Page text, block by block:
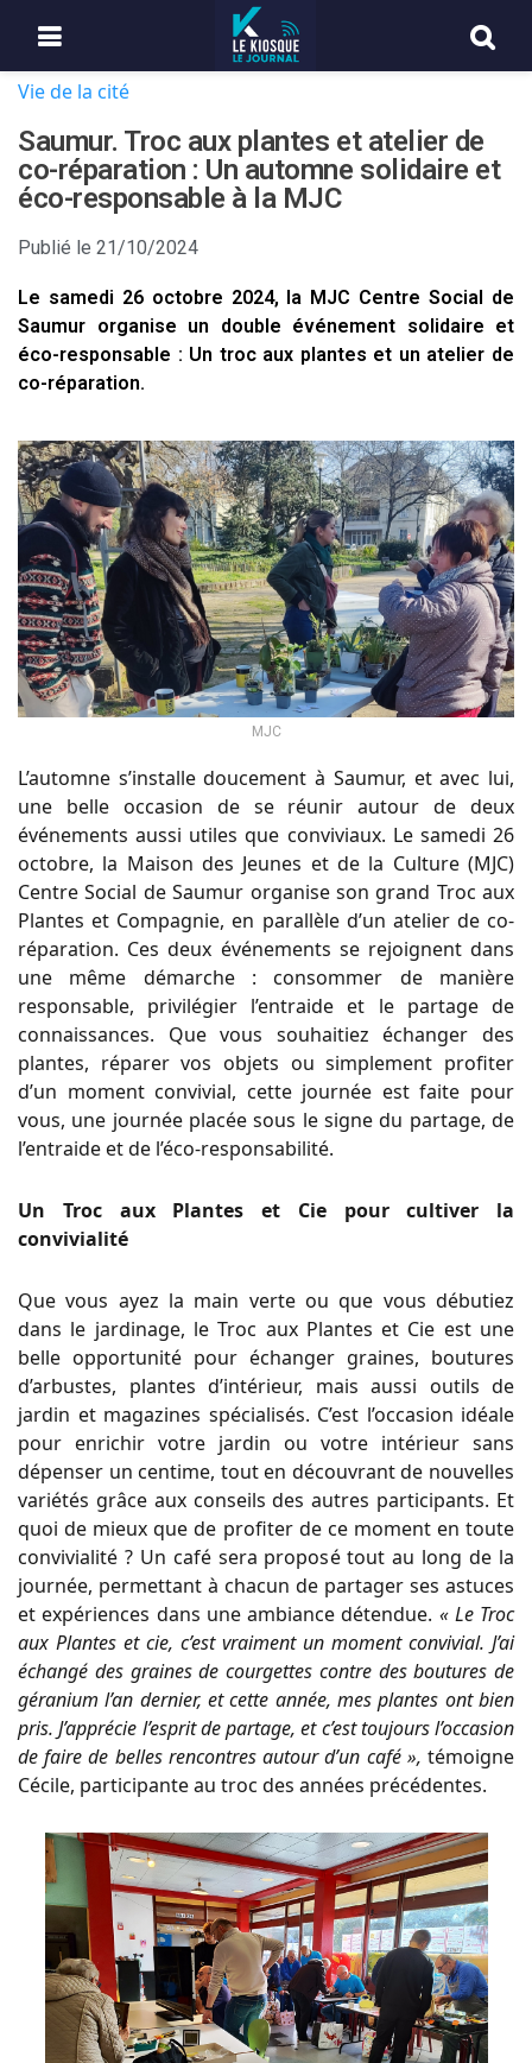
Vie de la cité
Saumur. Troc aux plantes et atelier de
co-réparation : Un automne solidaire et
éco-responsable à la MJC
Publié le 21/10/2024
Le samedi 26 octobre 2024, la MJC Centre Social de
Saumur organise un double événement solidaire et
éco-responsable : Un troc aux plantes et un atelier de
co-réparation.
MJC
L’automne s’installe doucement à Saumur, et avec lui,
une belle occasion de se réunir autour de deux
événements aussi utiles que conviviaux. Le samedi 26
octobre, la Maison des Jeunes et de la Culture (MJC)
Centre Social de Saumur organise son grand Troc aux
Plantes et Compagnie, en parallèle d’un atelier de co-
réparation. Ces deux événements se rejoignent dans
une même démarche : consommer de manière
responsable, privilégier l’entraide et le partage de
connaissances. Que vous souhaitiez échanger des
plantes, réparer vos objets ou simplement profiter
d’un moment convivial, cette journée est faite pour
vous, une journée placée sous le signe du partage, de
l’entraide et de l’éco-responsabilité.
Un Troc aux Plantes et Cie pour cultiver la
convivialité
Que vous ayez la main verte ou que vous débutiez
dans le jardinage, le Troc aux Plantes et Cie est une
belle opportunité pour échanger graines, boutures
d’arbustes, plantes d’intérieur, mais aussi outils de
jardin et magazines spécialisés. C’est l’occasion idéale
pour enrichir votre jardin ou votre intérieur sans
dépenser un centime, tout en découvrant de nouvelles
variétés grâce aux conseils des autres participants. Et
quoi de mieux que de profiter de ce moment en toute
convivialité ? Un café sera proposé tout au long de la
journée, permettant à chacun de partager ses astuces
et expériences dans une ambiance détendue. « Le Troc
aux Plantes et cie, c’est vraiment un moment convivial. J’ai
échangé des graines de courgettes contre des boutures de
géranium l’an dernier, et cette année, mes plantes ont bien
pris. J’apprécie l’esprit de partage, et c’est toujours l’occasion
de faire de belles rencontres autour d’un café », témoigne
Cécile, participante au troc des années précédentes.